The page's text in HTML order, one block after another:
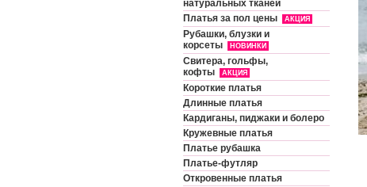
натуральных тканей
Платья за пол цены
АКЦИЯ
Рубашки, блузки и
корсеты
НОВИНКИ
Свитера, гольфы,
кофты
АКЦИЯ
Короткие платья
Длинные платья
Кардиганы, пиджаки и болеро
Кружевные платья
Платье рубашка
Платье-футляр
Откровенные платья